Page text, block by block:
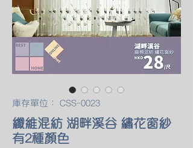
庫存單位： CSS-0023
纖維混紡 湖畔溪谷 繡花窗紗
有2種顏色